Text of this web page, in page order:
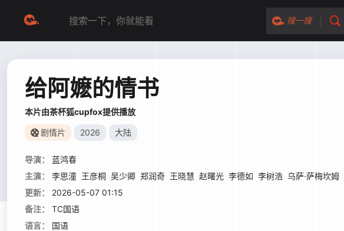
搜一搜
给阿嬷的情书
本片由茶杯狐cupfox提供播放
剧情片 2026 大陆
导演：
蓝鸿春
主演：
李思潼 王彦桐 吴少卿 郑润奇 王晓慧 赵曙光 李德如 李树浩 乌萨·萨梅坎姆
更新：
2026-05-07 01:15
备注：
TC国语
语言：
国语